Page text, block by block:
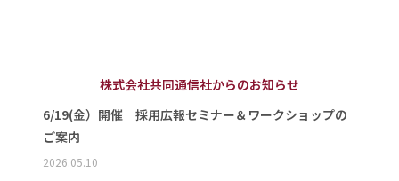
株式会社共同通信社からのお知らせ
6/19(金）開催 採用広報セミナー＆ワークショップの
ご案内
2026.05.10